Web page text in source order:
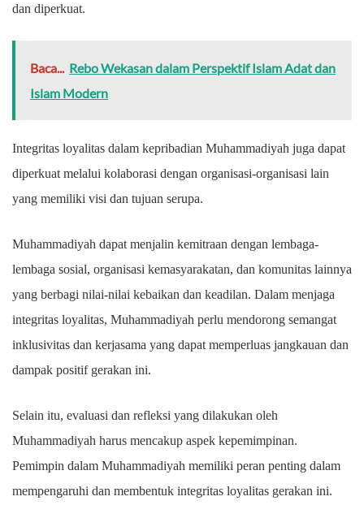
dan diperkuat.
Baca... Rebo Wekasan dalam Perspektif Islam Adat dan
Islam Modern
Integritas loyalitas dalam kepribadian Muhammadiyah juga dapat
diperkuat melalui kolaborasi dengan organisasi-organisasi lain
yang memiliki visi dan tujuan serupa.
Muhammadiyah dapat menjalin kemitraan dengan lembaga-
lembaga sosial, organisasi kemasyarakatan, dan komunitas lainnya
yang berbagi nilai-nilai kebaikan dan keadilan. Dalam menjaga
integritas loyalitas, Muhammadiyah perlu mendorong semangat
inklusivitas dan kerjasama yang dapat memperluas jangkauan dan
dampak positif gerakan ini.
Selain itu, evaluasi dan refleksi yang dilakukan oleh
Muhammadiyah harus mencakup aspek kepemimpinan.
Pemimpin dalam Muhammadiyah memiliki peran penting dalam
mempengaruhi dan membentuk integritas loyalitas gerakan ini.